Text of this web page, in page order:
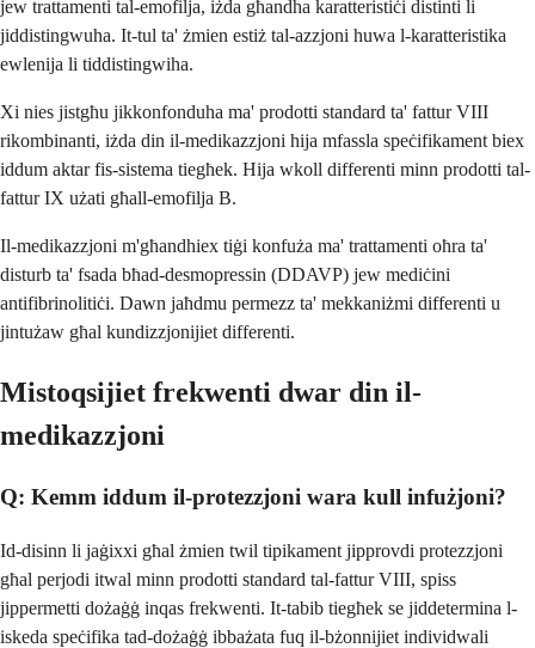
jew trattamenti tal-emofilja, iżda għandha karatteristiċi distinti li
jiddistingwuha. It-tul ta' żmien estiż tal-azzjoni huwa l-karatteristika
ewlenija li tiddistingwiha.
Xi nies jistgħu jikkonfonduha ma' prodotti standard ta' fattur VIII
rikombinanti, iżda din il-medikazzjoni hija mfassla speċifikament biex
iddum aktar fis-sistema tiegħek. Hija wkoll differenti minn prodotti tal-
fattur IX użati għall-emofilja B.
Il-medikazzjoni m'għandhiex tiġi konfuża ma' trattamenti oħra ta'
disturb ta' fsada bħad-desmopressin (DDAVP) jew mediċini
antifibrinolitiċi. Dawn jaħdmu permezz ta' mekkaniżmi differenti u
jintużaw għal kundizzjonijiet differenti.
Mistoqsijiet frekwenti dwar din il-
medikazzjoni
Q: Kemm iddum il-protezzjoni wara kull infużjoni?
Id-disinn li jaġixxi għal żmien twil tipikament jipprovdi protezzjoni
għal perjodi itwal minn prodotti standard tal-fattur VIII, spiss
jippermetti dożaġġ inqas frekwenti. It-tabib tiegħek se jiddetermina l-
iskeda speċifika tad-dożaġġ ibbażata fuq il-bżonnijiet individwali